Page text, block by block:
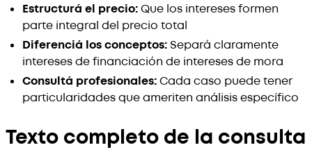
Estructurá el precio:Que los intereses formen
parte integral del precio total
Diferenciá los conceptos:Separá claramente
intereses de financiación de intereses de mora
Consultá profesionales:Cada caso puede tener
particularidades que ameriten análisis específico
Texto completo de la consulta